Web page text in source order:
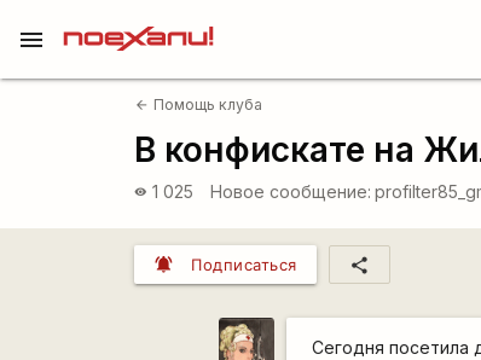
menu
arrow_back Помощь клуба
В конфискате на
visibility 1 025 Новое сообщение:
notifications_active Подписаться share
Сегодня посетила